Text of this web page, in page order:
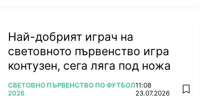
Най-добрият играч на
световното първенство игра
контузен, сега ляга под ножа
ПОВЕЧЕ ОТ
СВЕТОВНО ПЪРВЕНСТВО ПО ФУТБОЛ
2026
11:08
23.07.2026
add